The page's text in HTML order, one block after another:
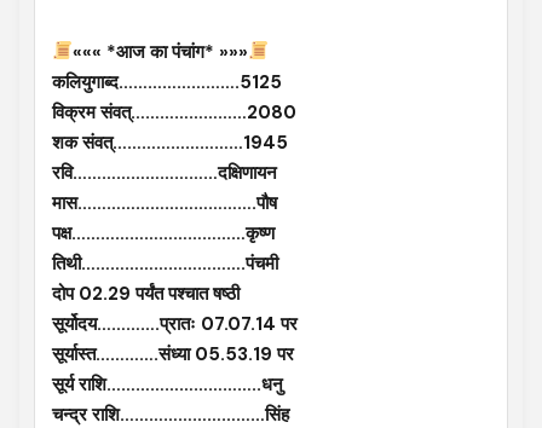
««« *आज का पंचांग* »»»
कलियुगाब्द…………………….5125
विक्रम संवत्……………………2080
शक संवत्………………………1945
रवि…………………………दक्षिणायन
मास……………………………….पौष
पक्ष………………………………कृष्ण
तिथी…………………………….पंचमी
दोप 02.29 पर्यंत पश्चात षष्ठी
सूर्योदय………….प्रातः 07.07.14 पर
सूर्यास्त………….संध्या 05.53.19 पर
सूर्य राशि…………………………..धनु
चन्द्र राशि…………………………सिंह